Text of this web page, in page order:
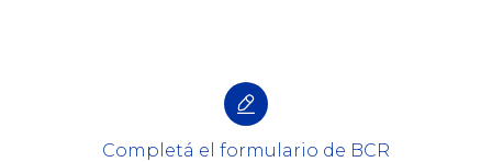
Completá el formulario de BCR